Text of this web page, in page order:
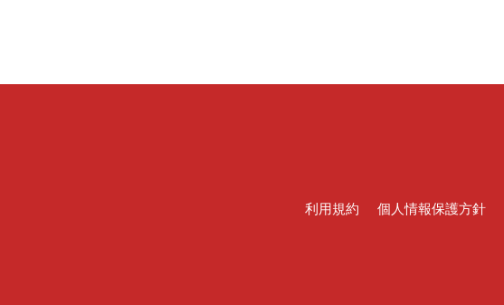
利用規約 個人情報保護方針